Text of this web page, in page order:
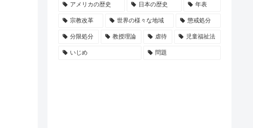
アメリカの歴史 日本の歴史 年表
宗教改革 世界の様々な地域 懲戒処分
分限処分 教授理論 虐待 児童福祉法
いじめ 問題